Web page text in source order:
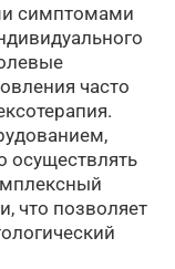
симптомами
часто
осуществлять
что позволяет